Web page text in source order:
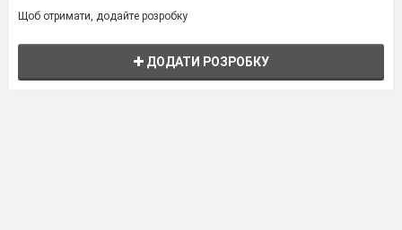
Щоб отримати, додайте розробку
ДОДАТИ РОЗРОБКУ